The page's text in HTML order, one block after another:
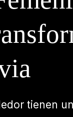
tienen